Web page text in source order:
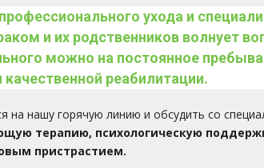
ухода и
и их родственников волнует
можно на постоянное
реабилитации.
нашу горячую линию и обсудить со
терапию, психологическую
пристрастием.